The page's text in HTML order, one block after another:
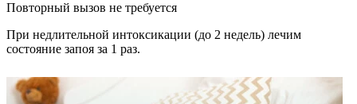
Повторный вызов не требуется
При недлительной интоксикации (до 2 недель) лечим
состояние запоя за 1 раз.